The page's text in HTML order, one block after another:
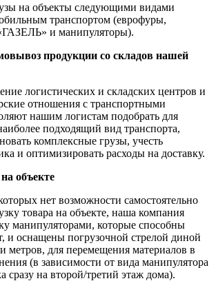
на объекты следующими видами
транспортом (еврофуры,
и манипуляторы).
продукции со складов нашей
логистических и складских центров и
отношения с транспортными
нашим логистам подобрать для
подходящий вид транспорта,
комплексные грузы, учесть
и оптимизировать расходы на доставку.
объекте
нет возможности самостоятельно
товара на объекте, наша компания
манипуляторами, которые способны
и оснащены погрузочной стрелой диной
метров, для перемещения материалов в
(в зависимости от вида манипулятора
сразу на второй/третий этаж дома).